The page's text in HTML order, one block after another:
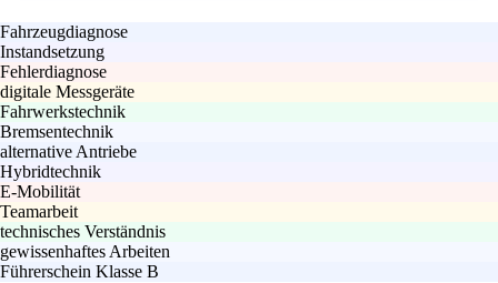
Fahrzeugdiagnose
Instandsetzung
Fehlerdiagnose
digitale Messgeräte
Fahrwerkstechnik
Bremsentechnik
alternative Antriebe
Hybridtechnik
E-Mobilität
Teamarbeit
technisches Verständnis
gewissenhaftes Arbeiten
Führerschein Klasse B